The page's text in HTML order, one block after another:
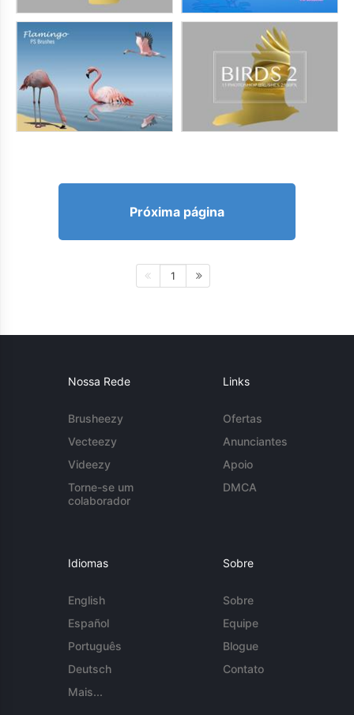
Próxima página
1
Nossa Rede
Brusheezy
Vecteezy
Videezy
Torne-se um
colaborador
Links
Ofertas
Anunciantes
Apoio
DMCA
Idiomas
English
Español
Português
Deutsch
Mais...
Sobre
Sobre
Equipe
Blogue
Contato